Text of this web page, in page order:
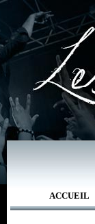
ACCUEIL